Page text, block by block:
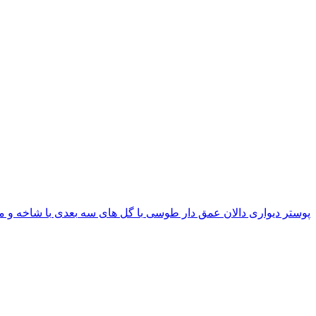
پوستر دیواری دالان عمق دار طوسی با گل های سه بعدی با شاخه و